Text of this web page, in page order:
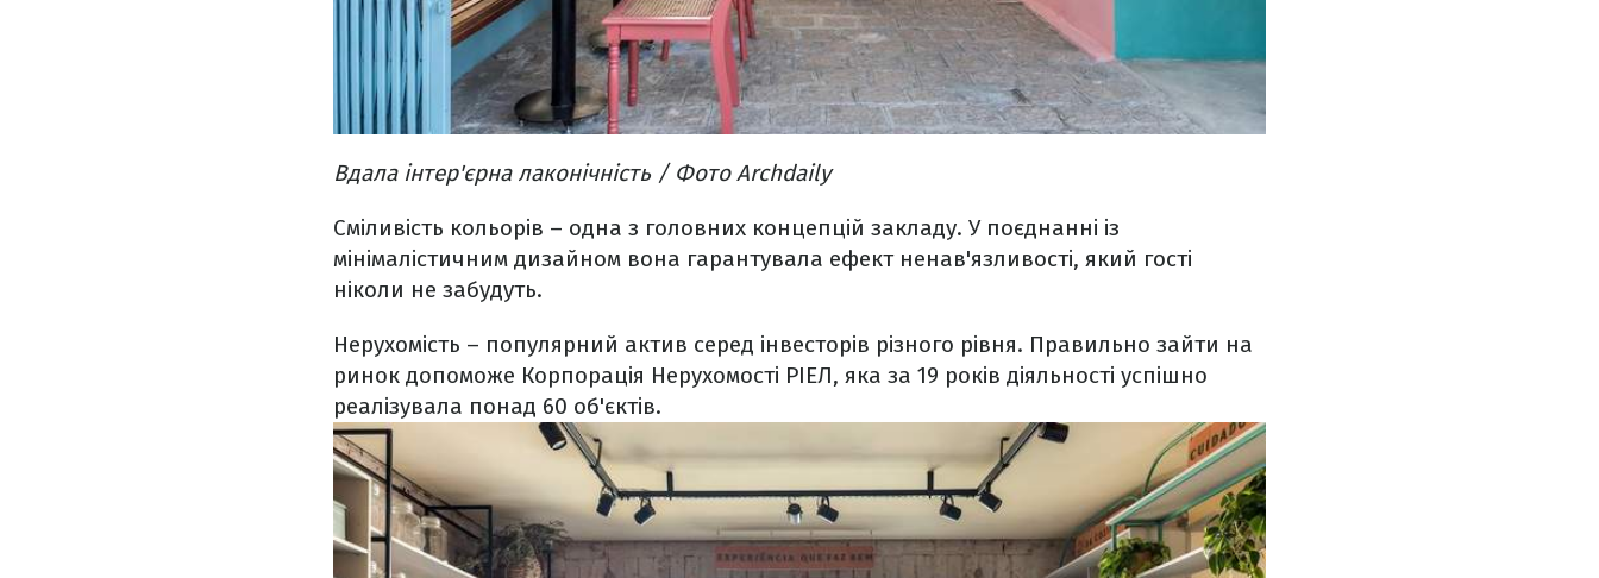
Вдала інтер'єрна лаконічність / Фото Archdaily
Сміливість кольорів – одна з головних концепцій закладу. У поєднанні із
мінімалістичним дизайном вона гарантувала ефект ненав'язливості, який гості
ніколи не забудуть.
Нерухомість – популярний актив серед інвесторів різного рівня. Правильно зайти на
ринок допоможе Корпорація Нерухомості РІЕЛ, яка за 19 років діяльності успішно
реалізувала понад 60 об'єктів.